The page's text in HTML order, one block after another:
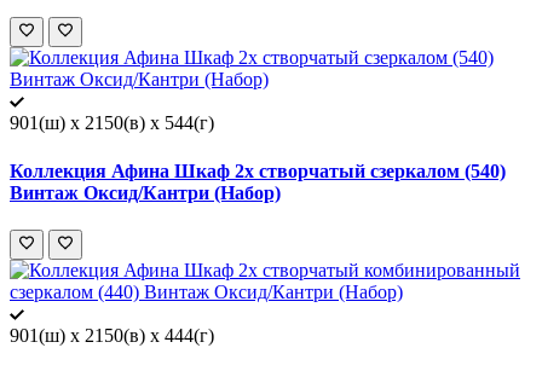
901(ш) x 2150(в) x 544(г)
Коллекция Афина Шкаф 2х створчатый сзеркалом (540)
Винтаж Оксид/Кантри (Набор)
901(ш) x 2150(в) x 444(г)